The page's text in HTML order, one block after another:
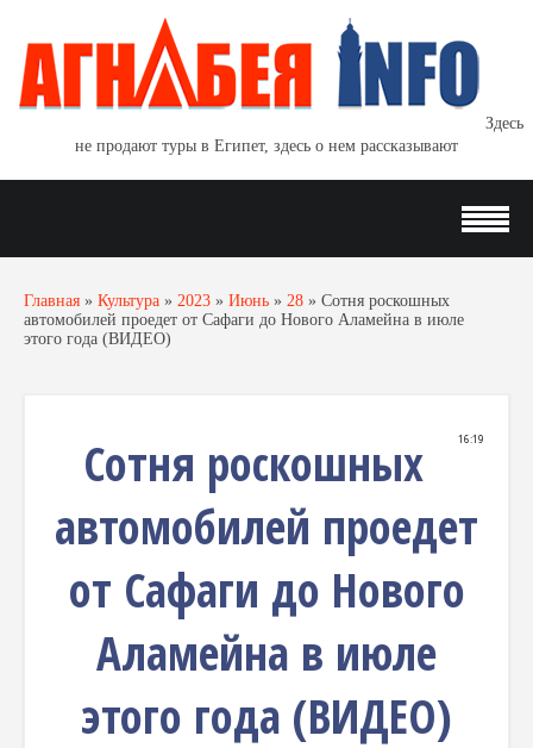
Здесь
не продают туры в Египет, здесь о нем рассказывают
Главная » Культура » 2023 » Июнь » 28 » Сотня роскошных
автомобилей проедет от Сафаги до Нового Аламейна в июле
этого года (ВИДЕО)
16:19
Сотня роскошных
автомобилей проедет
от Сафаги до Нового
Аламейна в июле
этого года (ВИДЕО)